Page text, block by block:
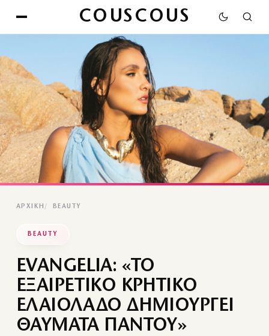
COUSCOUS
ΑΡΧΙΚΉ BEAUTY
BEAUTY
EVANGELIA: «ΤΟ
ΕΞΑΙΡΕΤΙΚΟ ΚΡΗΤΙΚΟ
ΕΛΑΙΟΛΑΔΟ ΔΗΜΙΟΥΡΓΕΙ
ΘΑΥΜΑΤΑ ΠΑΝΤΟΥ»